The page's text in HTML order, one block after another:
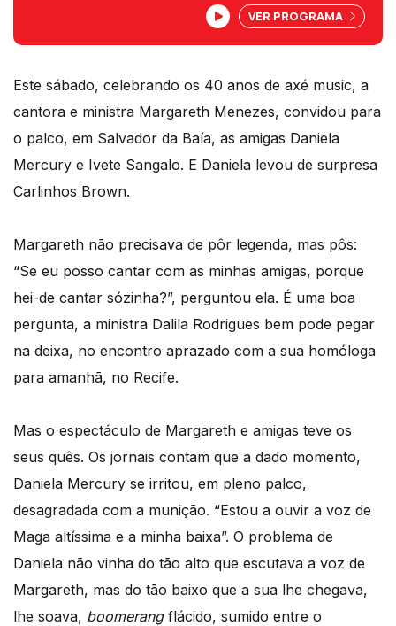
VER PROGRAMA
Este sábado, celebrando os 40 anos de axé music, a
cantora e ministra Margareth Menezes, convidou para
o palco, em Salvador da Baía, as amigas Daniela
Mercury e Ivete Sangalo. E Daniela levou de surpresa
Carlinhos Brown.
Margareth não precisava de pôr legenda, mas pôs:
“Se eu posso cantar com as minhas amigas, porque
hei-de cantar sózinha?”, perguntou ela. É uma boa
pergunta, a ministra Dalila Rodrigues bem pode pegar
na deixa, no encontro aprazado com a sua homóloga
para amanhã, no Recife.
Mas o espectáculo de Margareth e amigas teve os
seus quês. Os jornais contam que a dado momento,
Daniela Mercury se irritou, em pleno palco,
desagradada com a munição. “Estou a ouvir a voz de
Maga altíssima e a minha baixa”. O problema de
Daniela não vinha do tão alto que escutava a voz de
Margareth, mas do tão baixo que a sua lhe chegava,
lhe soava, boomerangflácido, sumido entre o